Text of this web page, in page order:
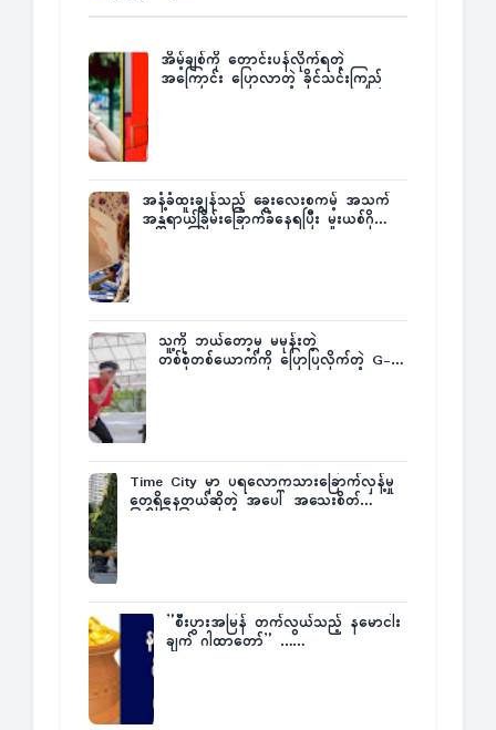
အိမ့်ချစ်ကို တောင်းပန်လိုက်ရတဲ့
အကြောင်း ပြောလာတဲ့ ခိုင်သင်းကြည်
အနံ့ခံထူးချွန်သည့် ခွေးလေးစကမ့် အသက်
အန္တရာယ်ခြိမ်းခြောက်ခံနေရပြီး မူးယစ်ဂိုဏ်း
သူ့ကို ဘယ်တော့မှ မမုန်းတဲ့
တစ်စုံတစ်ယောက်ကို ပြောပြလိုက်တဲ့ G-
Time City မှာ ပရလောကသားခြောက်လှန့်မှု
တွေရှိနေတယ်ဆိုတဲ့ အပေါ် အသေးစိတ်
”စီးပွားအမြန် တက်လွယ်သည့် နမောငါး
ချက် ဂါထာတော်” ……